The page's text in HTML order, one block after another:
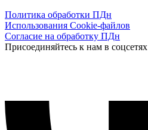
Политика обработки ПДн
Использования Cookie-файлов
Согласие на обработку ПДн
Присоединяйтесь к нам в соцсетях